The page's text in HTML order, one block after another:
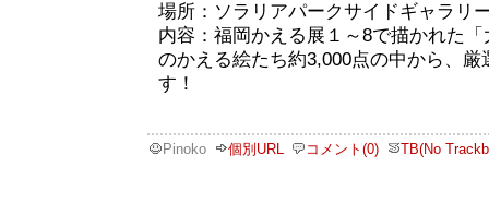
場所：ソラリアパークサイドギャラリ
内容：福岡かえる展１～8で描かれた
のかえる絵たち約3,000点の中から、
す！
Pinoko 個別URL コメント(0) TB(No